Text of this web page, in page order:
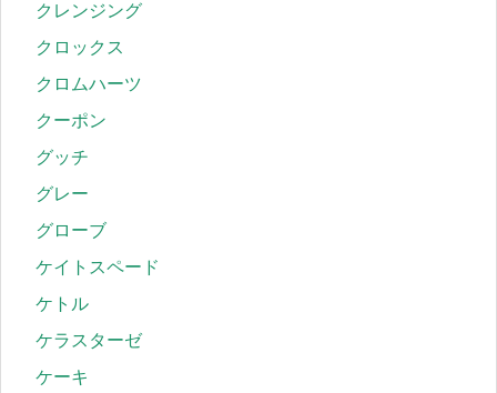
クレンジング
クロックス
クロムハーツ
クーポン
グッチ
グレー
グローブ
ケイトスペード
ケトル
ケラスターゼ
ケーキ